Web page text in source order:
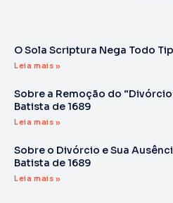
O Sola Scriptura Nega Todo
Leia mais »
Sobre a Remoção do
Batista de 1689
Leia mais »
Sobre o Divórcio e Sua
Batista de 1689
Leia mais »